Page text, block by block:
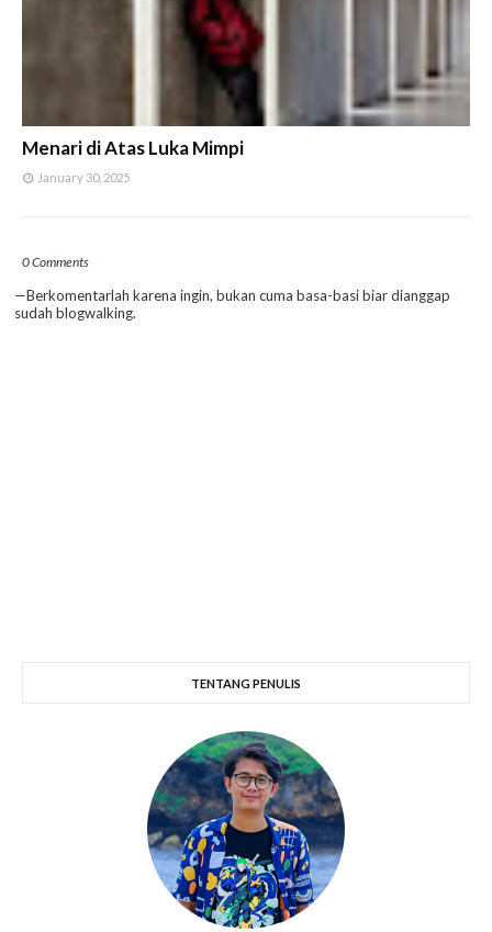
Menari di Atas Luka Mimpi
January 30, 2025
0 Comments
—Berkomentarlah karena ingin, bukan cuma basa-basi biar dianggap
sudah blogwalking.
TENTANG PENULIS